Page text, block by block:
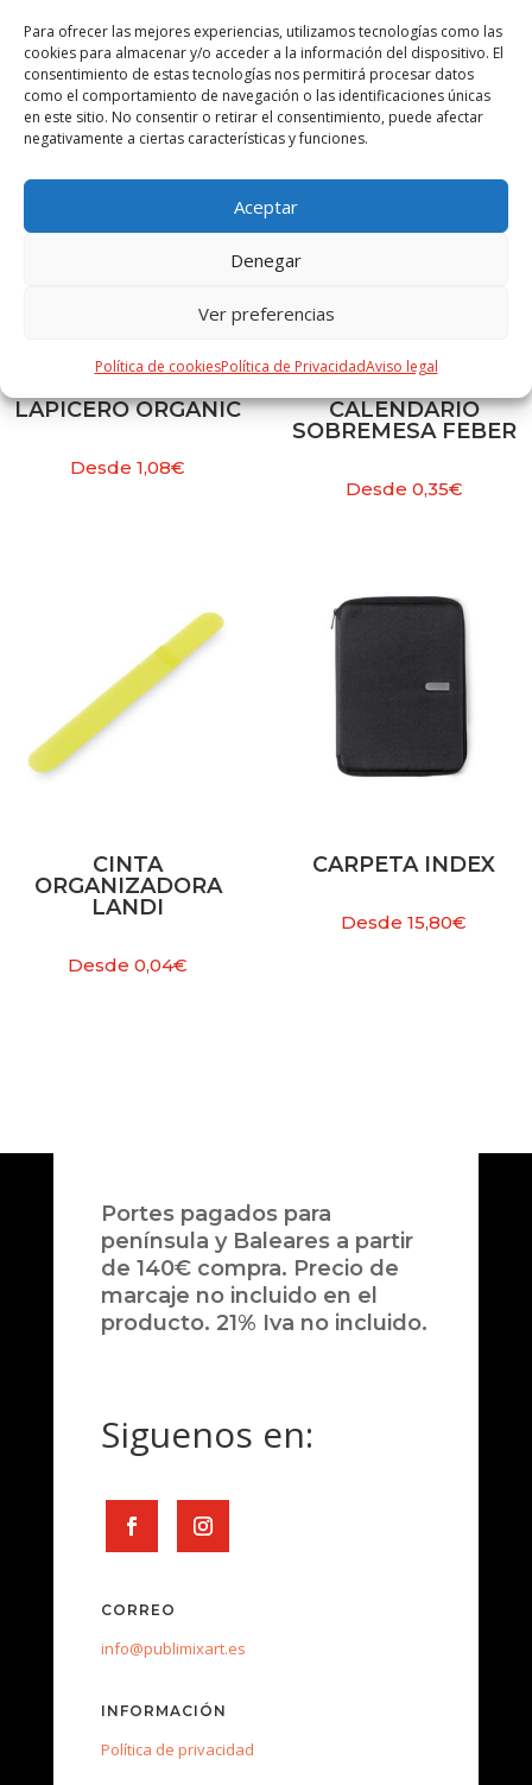
Para ofrecer las mejores experiencias, utilizamos tecnologías como las
cookies para almacenar y/o acceder a la información del dispositivo. El
consentimiento de estas tecnologías nos permitirá procesar datos
como el comportamiento de navegación o las identificaciones únicas
en este sitio. No consentir o retirar el consentimiento, puede afectar
negativamente a ciertas características y funciones.
Aceptar
Denegar
Ver preferencias
Política de cookiesPolítica de PrivacidadAviso legal
PRODUCTOS RELACIONADOS
LAPICERO ORGANIC
Desde1,08€
CALENDARIO
SOBREMESA FEBER
Desde 0,35€
CINTA
ORGANIZADORA
LANDI
Desde0,04€
CARPETA INDEX
Desde15,80€
Portes pagados para
península y Baleares a partir
de 140€ compra. Precio de
marcaje no incluido en el
producto. 21% Iva no incluido.
Siguenos en:
CORREO
info@publimixart.es
INFORMACIÓN
Política de privacidad